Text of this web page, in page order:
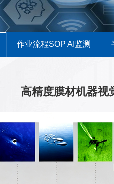
作业流程SOP AI监测
高精度膜材机器视